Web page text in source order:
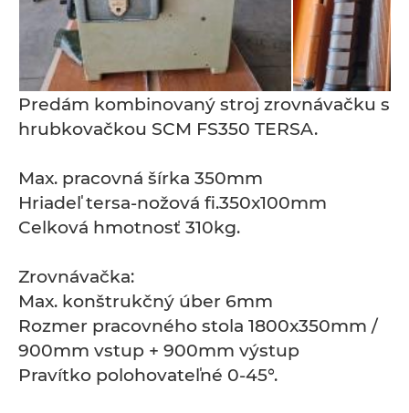
Predám kombinovaný stroj zrovnávačku s
hrubkovačkou SCM FS350 TERSA.
Max. pracovná šírka 350mm
Hriadeľ tersa-nožová fi.350x100mm
Celková hmotnosť 310kg.
Zrovnávačka:
Max. konštrukčný úber 6mm
Rozmer pracovného stola 1800x350mm /
900mm vstup + 900mm výstup
Pravítko polohovateľné 0-45°.